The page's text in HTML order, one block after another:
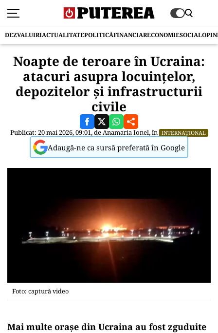
DEZVALUIRIACTUALITATEPOLITICĂFINANCIARECONOMIESOCIAL
Noapte de teroare în Ucraina:
atacuri asupra locuințelor,
depozitelor și infrastructurii
civile
Publicat: 20 mai 2026, 09:01, deAnamaria Ionel, în INTERNAȚIONAL
Adaugă-ne ca sursă preferată în Google
Foto: captură video
Mai multe orașe din Ucraina au fost zguduite